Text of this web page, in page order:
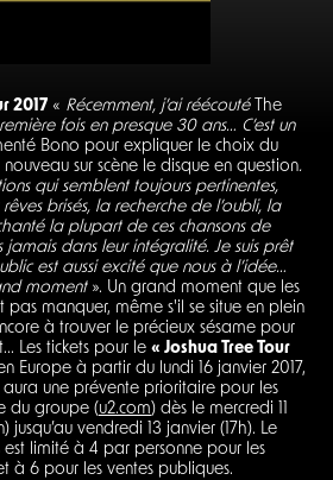
2017« Récemment, j’ai réécouté
The
fois en presque 30 ans… C’est un
Bono pour expliquer le choix du
sur scène le disque en question.
qui semblent toujours pertinentes,
brisés, la recherche de l’oubli, la
la plupart de ces chansons de
jamais dans leur intégralité. Je suis prêt
est aussi excité que nous à l’idée…
moment». Un grand moment que les
pas manquer, même s'il se situe en plein
à trouver le précieux sésame pour
Les tickets pour le « Joshua Tree Tour
Europe à partir du lundi 16 janvier 2017,
aura une prévente prioritaire pour les
du groupe (u2.com) dès le mercredi 11
jusqu’au vendredi 13 janvier (17h). Le
est limité à 4 par personne pour les
à 6 pour les ventes publiques.